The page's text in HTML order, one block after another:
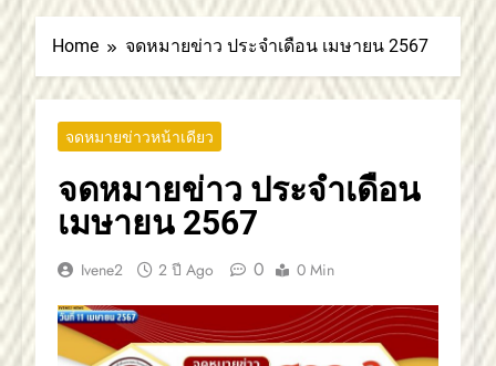
Home จดหมายข่าว ประจำเดือน เมษายน 2567
จดหมายข่าวหน้าเดียว
จดหมายข่าว ประจำเดือน
เมษายน 2567
Ivene2 2 ปี Ago 0 0 Min